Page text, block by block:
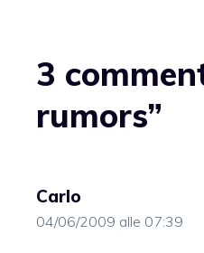
3
rumors”
Carlo
04/06/2009 alle 07:39